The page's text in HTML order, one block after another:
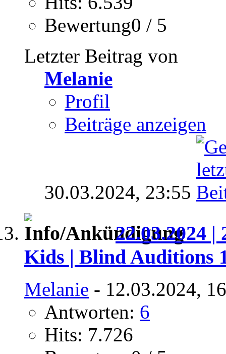
Bewertung0 / 5
Letzter Beitrag von
Melanie
Profil
Beiträge anzeigen
30.03.2024, 23:55
22.03.2024 |
Kids | Blind Auditions
Melanie - 12.03.2024,
Antworten: 6
Hits: 7.726